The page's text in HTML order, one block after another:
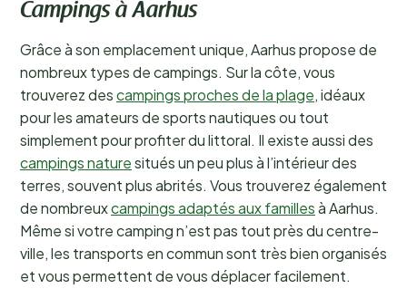
Campings à Aarhus
Grâce à son emplacement unique, Aarhus propose de
nombreux types de campings. Sur la côte, vous
trouverez descampings proches de la plage, idéaux
pour les amateurs de sports nautiques ou tout
simplement pour profiter du littoral. Il existe aussi des
campings naturesitués un peu plus à l’intérieur des
terres, souvent plus abrités. Vous trouverez également
de nombreuxcampings adaptés aux famillesà Aarhus.
Même si votre camping n’est pas tout près du centre-
ville, les transports en commun sont très bien organisés
et vous permettent de vous déplacer facilement.